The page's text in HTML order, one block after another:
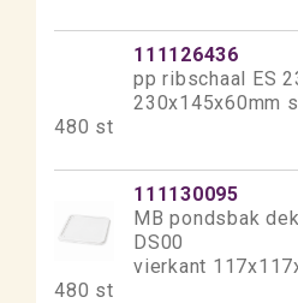
111126436
pp ribschaal ES
230x145x60mm
480 st
111130095
MB pondsbak
DS00
vierkant
480 st